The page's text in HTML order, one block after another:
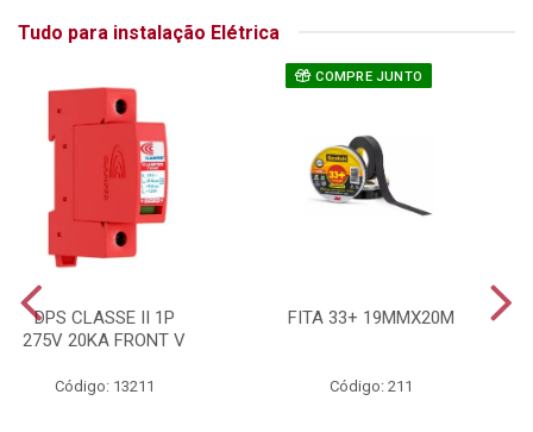
Tudo para instalação Elétrica
DPS CLASSE II 1P
275V 20KA FRONT V
Código: 13211
COMPRE JUNTO
FITA 33+ 19MMX20M
Código: 211